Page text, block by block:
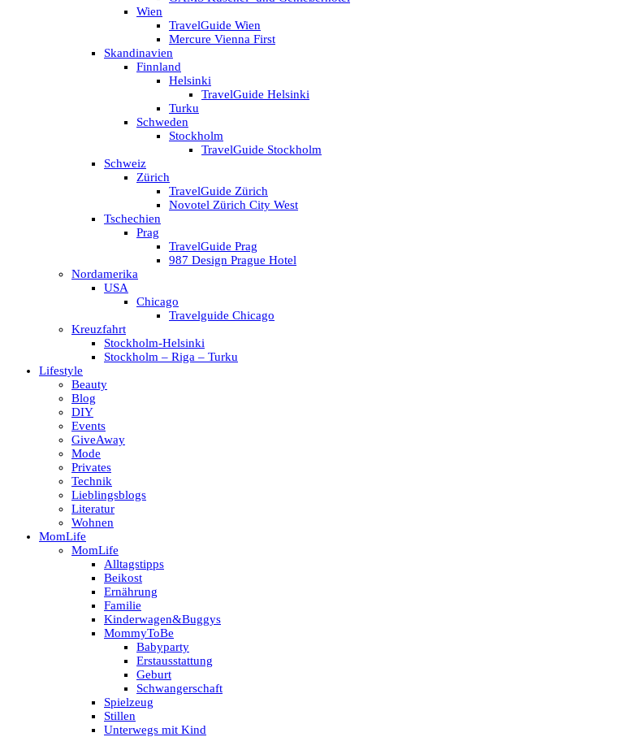
Wien
TravelGuide Wien
Mercure Vienna First
Skandinavien
Finnland
Helsinki
TravelGuide Helsinki
Turku
Schweden
Stockholm
TravelGuide Stockholm
Schweiz
Zürich
TravelGuide Zürich
Novotel Zürich City West
Tschechien
Prag
TravelGuide Prag
987 Design Prague Hotel
Nordamerika
USA
Chicago
Travelguide Chicago
Kreuzfahrt
Stockholm-Helsinki
Stockholm – Riga – Turku
Lifestyle
Beauty
Blog
DIY
Events
GiveAway
Mode
Privates
Technik
Lieblingsblogs
Literatur
Wohnen
MomLife
MomLife
Alltagstipps
Beikost
Ernährung
Familie
Kinderwagen&Buggys
MommyToBe
Babyparty
Erstausstattung
Geburt
Schwangerschaft
Spielzeug
Stillen
Unterwegs mit Kind